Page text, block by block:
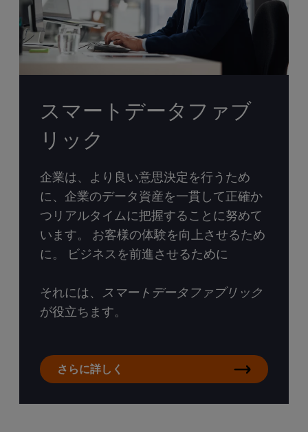
スマートデータファブ
リック
企業は、より良い意思決定を行うため
に、企業のデータ資産を一貫して正確か
つリアルタイムに把握することに努めて
います。 お客様の体験を向上させるため
に。 ビジネスを前進させるために
それには、
スマートデータファブリック
が役立ちます。
さらに詳しく